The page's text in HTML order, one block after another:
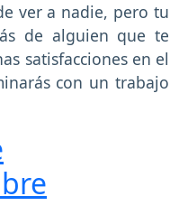
ver a nadie, pero tu
de alguien que te
satisfacciones en el
con un trabajo